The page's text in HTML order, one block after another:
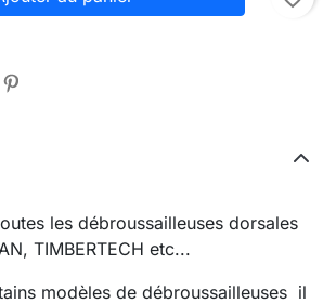
les débroussailleuses dorsales
TIMBERTECH etc...
modèles de débroussailleuses il